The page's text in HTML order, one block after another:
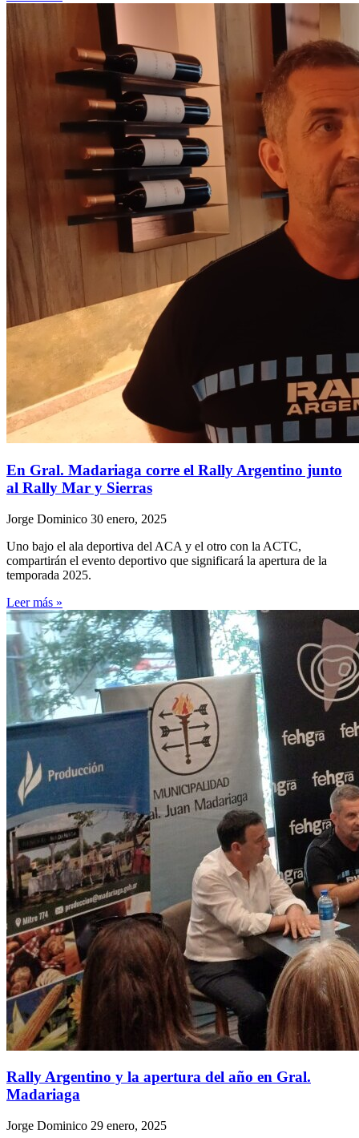
En Gral. Madariaga corre el Rally Argentino junto
al Rally Mar y Sierras
Jorge Dominico 30 enero, 2025
Uno bajo el ala deportiva del ACA y el otro con la ACTC,
compartirán el evento deportivo que significará la apertura de la
temporada 2025.
Leer más »
Rally Argentino y la apertura del año en Gral.
Madariaga
Jorge Dominico 29 enero, 2025